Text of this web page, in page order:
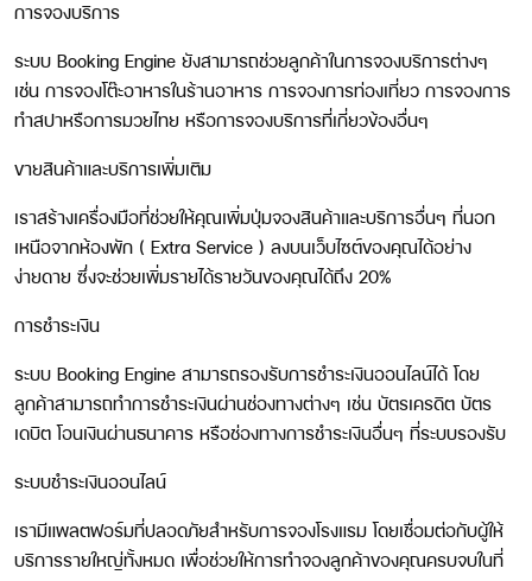
การจองบริการ
ระบบ Booking Engine ยังสามารถช่วยลูกค้าในการจองบริการต่างๆ
เช่น การจองโต๊ะอาหารในร้านอาหาร การจองการท่องเที่ยว การจองการ
ทำสปาหรือการมวยไทย หรือการจองบริการที่เกี่ยวข้องอื่นๆ
ขายสินค้าและบริการเพิ่มเติม
เราสร้างเครื่องมือที่ช่วยให้คุณเพิ่มปุ่มจองสินค้าและบริการอื่นๆ ที่นอก
เหนือจากห้องพัก ( Extra Service ) ลงบนเว็บไซต์ของคุณได้อย่าง
ง่ายดาย ซึ่งจะช่วยเพิ่มรายได้รายวันของคุณได้ถึง 20%
การชำระเงิน
ระบบ Booking Engine สามารถรองรับการชำระเงินออนไลน์ได้ โดย
ลูกค้าสามารถทำการชำระเงินผ่านช่องทางต่างๆ เช่น บัตรเครดิต บัตร
เดบิต โอนเงินผ่านธนาคาร หรือช่องทางการชำระเงินอื่นๆ ที่ระบบรองรับ
ระบบชำระเงินออนไลน์
เรามีแพลตฟอร์มที่ปลอดภัยสำหรับการจองโรงแรม โดยเชื่อมต่อกับผู้ให้
บริการรายใหญ่ทั้งหมด เพื่อช่วยให้การทำจองลูกค้าของคุณครบจบในที่